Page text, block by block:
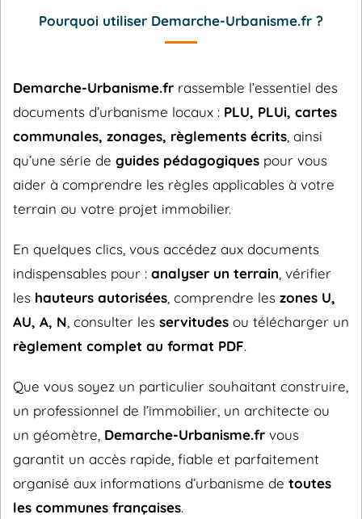
Pourquoi utiliser Demarche-Urbanisme.fr ?
Demarche-Urbanisme.fr rassemble l’essentiel des
documents d’urbanisme locaux : PLU, PLUi, cartes
communales, zonages, règlements écrits , ainsi
qu’une série de guides pédagogiques pour vous
aider à comprendre les règles applicables à votre
terrain ou votre projet immobilier.
En quelques clics, vous accédez aux documents
indispensables pour : analyser un terrain , vérifier
les hauteurs autorisées , comprendre les zones U,
AU, A, N , consulter les servitudes ou télécharger un
règlement complet au format PDF.
Que vous soyez un particulier souhaitant construire,
un professionnel de l’immobilier, un architecte ou
un géomètre, Demarche-Urbanisme.fr vous
garantit un accès rapide, fiable et parfaitement
organisé aux informations d’urbanisme de toutes
les communes françaises.